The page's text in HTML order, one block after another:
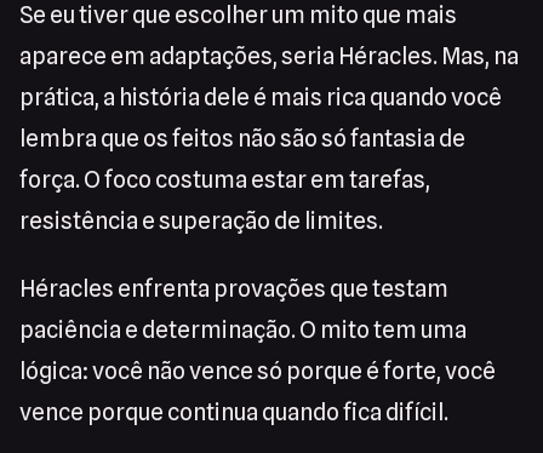
Se eu tiver que escolher um mito que mais
aparece em adaptações, seria Héracles. Mas, na
prática, a história dele é mais rica quando você
lembra que os feitos não são só fantasia de
força. O foco costuma estar em tarefas,
resistência e superação de limites.
Héracles enfrenta provações que testam
paciência e determinação. O mito tem uma
lógica: você não vence só porque é forte, você
vence porque continua quando fica difícil.